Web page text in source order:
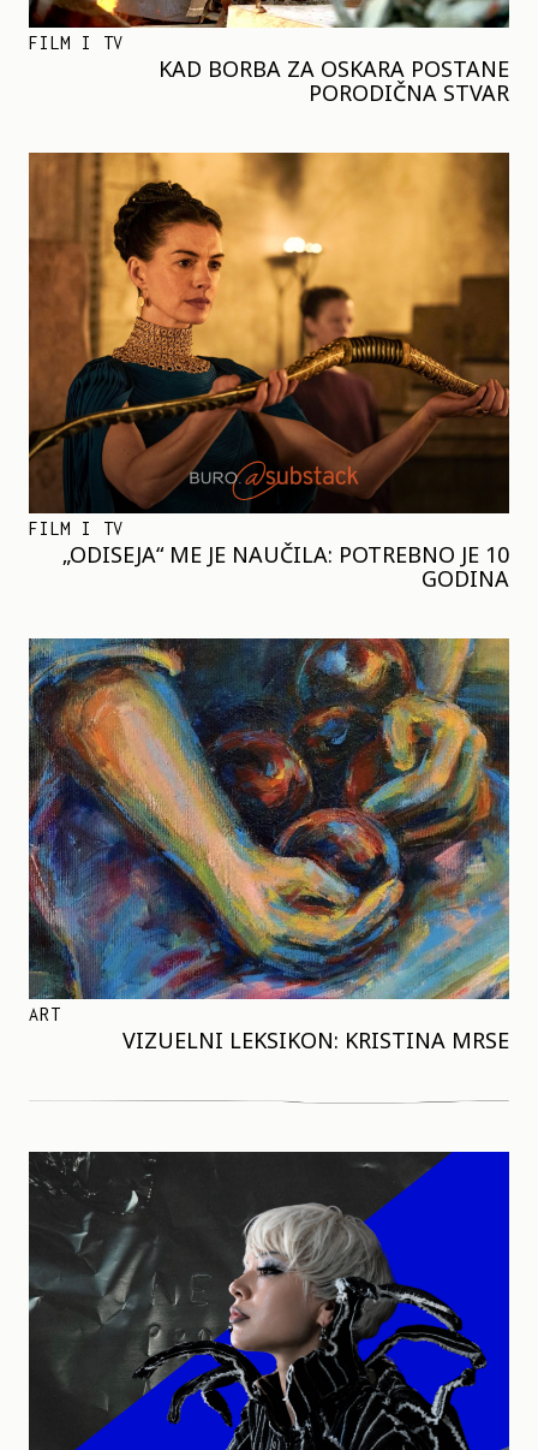
FILM I TV
KAD BORBA ZA OSKARA POSTANE
PORODIČNA STVAR
FILM I TV
„ODISEJA“ ME JE NAUČILA: POTREBNO JE 10
GODINA
ART
VIZUELNI LEKSIKON: KRISTINA MRSE